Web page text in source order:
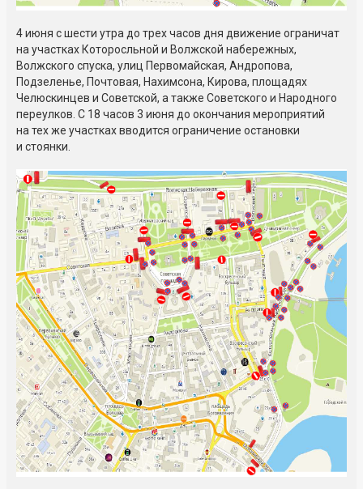
4 июня с шести утра до трех часов дня движение ограничат
на участках Которосльной и Волжской набережных,
Волжского спуска, улиц Первомайская, Андропова,
Подзеленье, Почтовая, Нахимсона, Кирова, площадях
Челюскинцев и Советской, а также Советского и Народного
переулков. С 18 часов 3 июня до окончания мероприятий
на тех же участках вводится ограничение остановки
и стоянки.